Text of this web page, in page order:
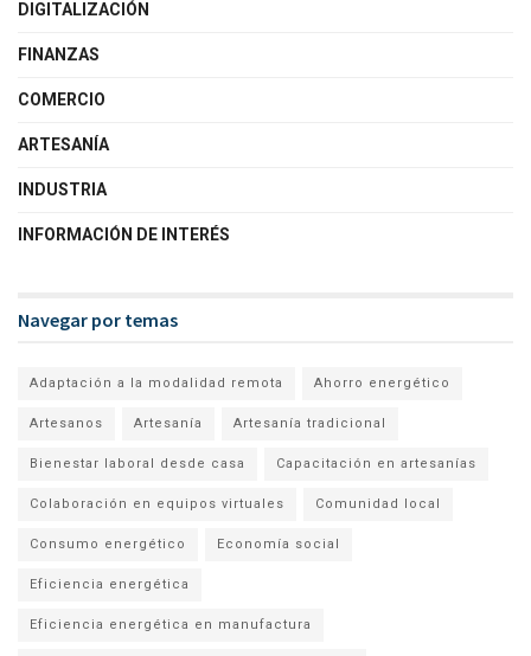
DIGITALIZACIÓN
FINANZAS
COMERCIO
ARTESANÍA
INDUSTRIA
INFORMACIÓN DE INTERÉS
Navegar por temas
Adaptación a la modalidad remota Ahorro energético
Artesanos Artesanía Artesanía tradicional
Bienestar laboral desde casa Capacitación en artesanías
Colaboración en equipos virtuales Comunidad local
Consumo energético Economía social
Eficiencia energética
Eficiencia energética en manufactura